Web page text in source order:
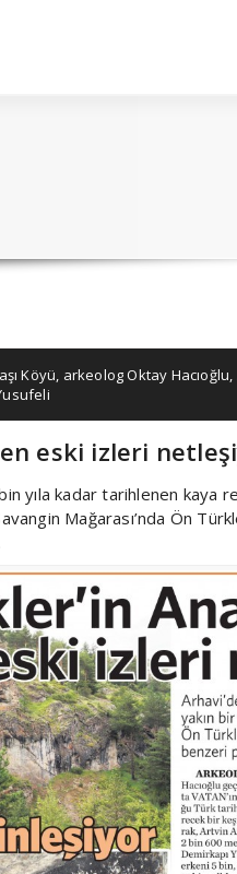
Köyü, arkeolog Oktay Hacıoğlu,
eski izleri
bin yıla kadar tarihlenen
Mağarası’nda Ön